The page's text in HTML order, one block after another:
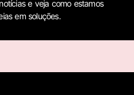
e veja como estamos
em soluções.